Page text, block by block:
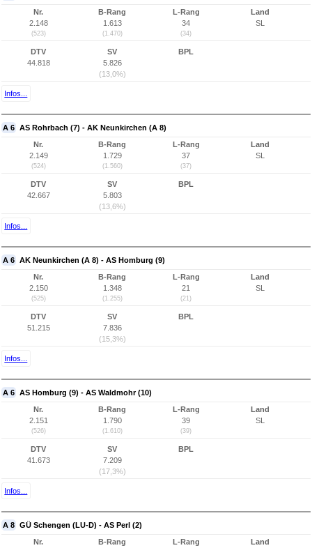
Nr.
2.148
(523)
B-Rang
1.613
(1.470)
L-Rang
34
(34)
Land
SL
DTV
44.818
SV
5.826
(13,0%)
BPL
Infos...
A 6 AS Rohrbach (7) - AK Neunkirchen (A 8)
Nr.
2.149
(524)
B-Rang
1.729
(1.560)
L-Rang
37
(37)
Land
SL
DTV
42.667
SV
5.803
(13,6%)
BPL
Infos...
A 6 AK Neunkirchen (A 8) - AS Homburg (9)
Nr.
2.150
(525)
B-Rang
1.348
(1.255)
L-Rang
21
(21)
Land
SL
DTV
51.215
SV
7.836
(15,3%)
BPL
Infos...
A 6 AS Homburg (9) - AS Waldmohr (10)
Nr.
2.151
(526)
B-Rang
1.790
(1.610)
L-Rang
39
(39)
Land
SL
DTV
41.673
SV
7.209
(17,3%)
BPL
Infos...
A 8 GÜ Schengen (LU-D) - AS Perl (2)
Nr.
B-Rang
L-Rang
Land